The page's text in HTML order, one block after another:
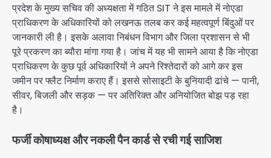
प्रदेश के मुख्य सचिव की अध्यक्षता में गठित SIT ने इस मामले में नोएडा
प्राधिकरण के अधिकारियों को लखनऊ तलब कर कई महत्वपूर्ण बिंदुओं पर
जानकारी ली है। इसके अलावा निबंधन विभाग और जिला प्रशासन से भी
पूरे प्रकरण का ब्यौरा मांगा गया है। जांच में यह भी सामने आया है कि नोएडा
प्राधिकरण के कुछ पूर्व अधिकारियों ने अपने रिश्तेदारों को आगे कर इस
जमीन पर फ्लैट निर्माण कराए हैं। इससे सोसाइटी के बुनियादी ढांचे — पानी,
सीवर, बिजली और सड़क — पर अतिरिक्त और अनियोजित बोझ पड़ रहा
है।
फर्जी कोषाध्यक्ष और नकली पैन कार्ड से रची गई साजिश